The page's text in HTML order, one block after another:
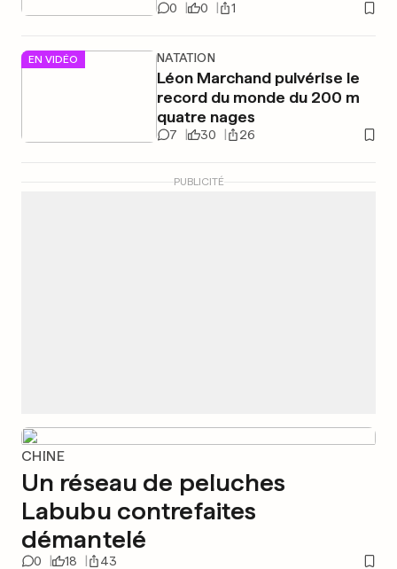
0 0 1
EN VIDÉO NATATION
Léon Marchand pulvérise le
record du monde du 200 m
quatre nages
7 30 26
PUBLICITÉ
CHINE
Un réseau de peluches
Labubu contrefaites
démantelé
0 18 43